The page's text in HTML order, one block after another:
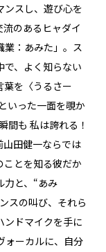
ンスし、遊び心を
のあるヒャダイ
業：あみた」。ス
で、よく知らない
葉を〈うるさー
いった一面を覗か
間も 私は誇れる！
山田健一ならでは
ことを知る彼だか
力と、“あみ
スの叫び、それら
ンドマイクを手に
ーカルに、自分